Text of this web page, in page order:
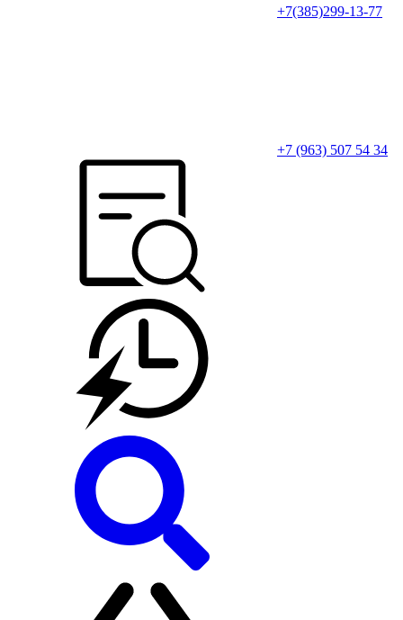
+7(385)299-13-77
+7 (963) 507 54 34